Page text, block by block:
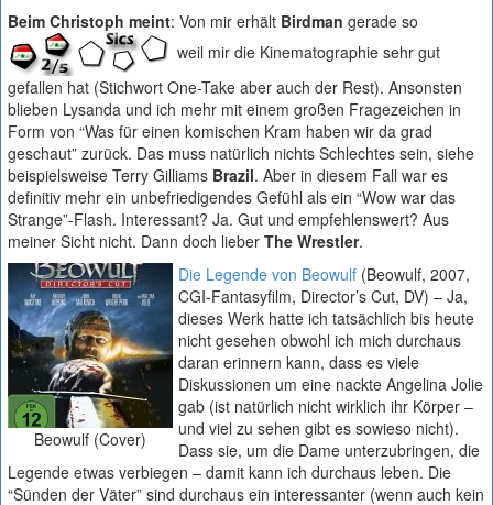
Beim Christoph meint: Von mir erhält Birdman gerade so
weil mir die Kinematographie sehr gut
gefallen hat (Stichwort One-Take aber auch der Rest). Ansonsten
blieben Lysanda und ich mehr mit einem großen Fragezeichen in
Form von “Was für einen komischen Kram haben wir da grad
geschaut” zurück. Das muss natürlich nichts Schlechtes sein, siehe
beispielsweise Terry Gilliams Brazil. Aber in diesem Fall war es
definitiv mehr ein unbefriedigendes Gefühl als ein “Wow war das
Strange”-Flash. Interessant? Ja. Gut und empfehlenswert? Aus
meiner Sicht nicht. Dann doch lieber The Wrestler.
Beowulf (Cover)
Die Legende von Beowulf (Beowulf, 2007,
CGI-Fantasyfilm, Director’s Cut, DV) – Ja,
dieses Werk hatte ich tatsächlich bis heute
nicht gesehen obwohl ich mich durchaus
daran erinnern kann, dass es viele
Diskussionen um eine nackte Angelina Jolie
gab (ist natürlich nicht wirklich ihr Körper –
und viel zu sehen gibt es sowieso nicht).
Dass sie, um die Dame unterzubringen, die
Legende etwas verbiegen – damit kann ich durchaus leben. Die
“Sünden der Väter” sind durchaus ein interessanter (wenn auch kein